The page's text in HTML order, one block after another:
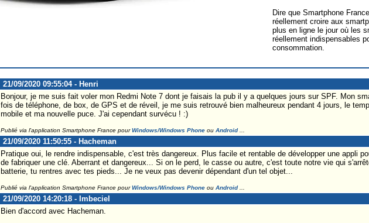
Dire que Smartphone
réellement croire aux
plus en ligne le jour où les
réellement indispensables
consommation.
21/09/2020 09:55:04 - Henri
Bonjour, je me suis fait voler mon Redmi Note 7 dont je faisais la pub il y a quelques jours sur SPF. Mon
fois de téléphone, de box, de GPS et de réveil, je me suis retrouvé bien malheureux pendant 4 jours, le
mobile et ma nouvelle puce. J'ai cependant survécu ! :)
Publié via l'application Smartphone France pourWindows/Windows Phoneou Android...
21/09/2020 11:50:55 - Hacheman
Pratique oui, le rendre indispensable, c'est très dangereux. Plus facile et rentable de développer une appli
de fabriquer une clé. Aberrant et dangereux... Si on le perd, le casse ou autre, c'est toute notre vie qui
batterie, tu rentres avec tes pieds... Je ne veux pas devenir dépendant d'un tel objet...
Publié via l'application Smartphone France pourWindows/Windows Phoneou Android...
21/09/2020 14:20:18 - Imbeciel
Bien d'accord avec Hacheman.